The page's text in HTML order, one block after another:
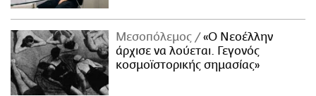
Μεσοπόλεμος
«Ο Νεοέλλην
άρχισε να λούεται. Γεγονός
κοσμοϊστορικής σημασίας»